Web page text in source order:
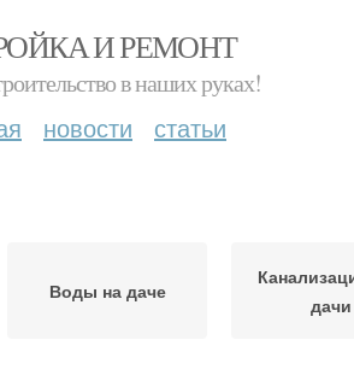
И РЕМОНТ
в наших руках!
новости статьи
Воды на даче
дачи